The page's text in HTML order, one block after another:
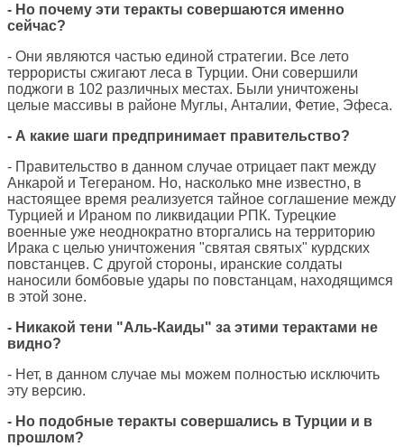
- Но почему эти теракты совершаются именно
сейчас?
- Они являются частью единой стратегии. Все лето
террористы сжигают леса в Турции. Они совершили
поджоги в 102 различных местах. Были уничтожены
целые массивы в районе Муглы, Анталии, Фетие, Эфеса.
- А какие шаги предпринимает правительство?
- Правительство в данном случае отрицает пакт между
Анкарой и Тегераном. Но, насколько мне известно, в
настоящее время реализуется тайное соглашение между
Турцией и Ираном по ликвидации РПК. Турецкие
военные уже неоднократно вторгались на территорию
Ирака с целью уничтожения "святая святых" курдских
повстанцев. С другой стороны, иранские солдаты
наносили бомбовые удары по повстанцам, находящимся
в этой зоне.
- Никакой тени "Аль-Каиды" за этими терактами не
видно?
- Нет, в данном случае мы можем полностью исключить
эту версию.
- Но подобные теракты совершались в Турции и в
прошлом?